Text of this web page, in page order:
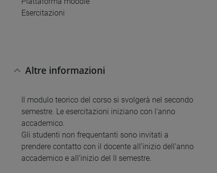
Esercitazioni
Altre informazioni
Il modulo teorico del corso si svolgerà nel secondo
semestre. Le esercitazioni iniziano con l'anno
accademico.
Gli studenti non frequentanti sono invitati a
prendere contatto con il docente all’inizio dell’anno
accademico e all’inizio del II semestre.